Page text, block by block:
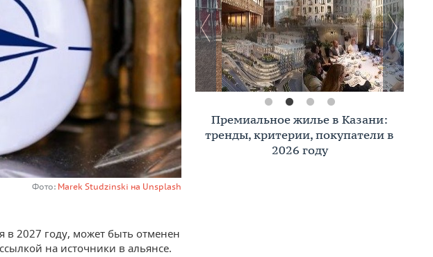
Фото: Marek Studzinski на Unsplash
2027 году, может быть отменен
на источники в альянсе.
Премиальное жилье в Казани:
тренды, критерии, покупатели в
2026 году